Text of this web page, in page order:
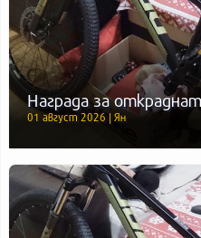
Награда за
01 август 2026 | Ян